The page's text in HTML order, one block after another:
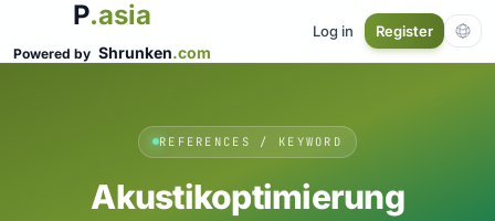
P.asia
Powered by Shrunken.com
Log in Register
REFERENCES / KEYWORD
Akustikoptimierung